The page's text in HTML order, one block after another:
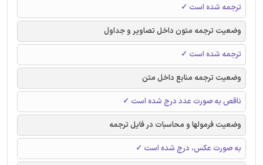
ترجمه شده است ✓
وضعیت ترجمه متون داخل تصاویر و جداول
ترجمه شده است ✓
وضعیت ترجمه منابع داخل متن
ناقص به صورت عدد درج شده است ✓
وضعیت فرمولها و محاسبات در فایل ترجمه
به صورت عکس، درج شده است ✓